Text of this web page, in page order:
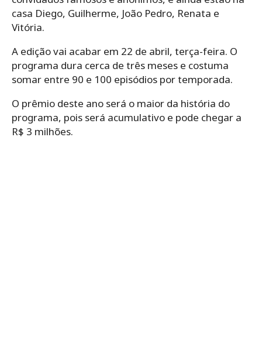
casa Diego, Guilherme, João Pedro, Renata e
Vitória.
A edição vai acabar em 22 de abril, terça-feira. O
programa dura cerca de três meses e costuma
somar entre 90 e 100 episódios por temporada.
O prêmio deste ano será o maior da história do
programa, pois será acumulativo e pode chegar a
R$ 3 milhões.